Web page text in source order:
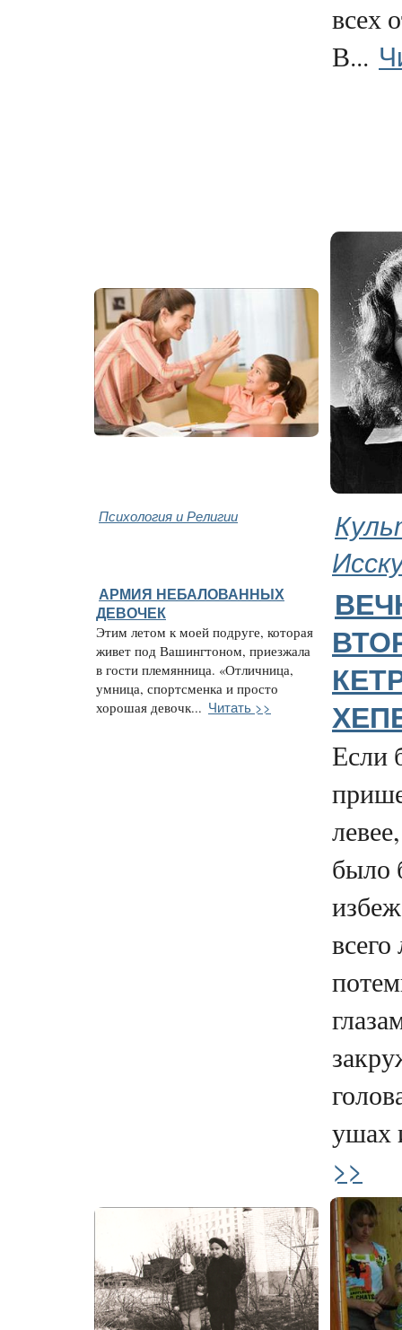
всех
В...
Психология и Религии
АРМИЯ НЕБАЛОВАННЫХ
ДЕВОЧЕК
Этим летом к моей подруге, которая
живет под Вашингтоном, приезжала
в гости племянница. «Отличница,
умница, спортсменка и просто
хорошая девочк... Читать >>
Если
было
ушах
>>